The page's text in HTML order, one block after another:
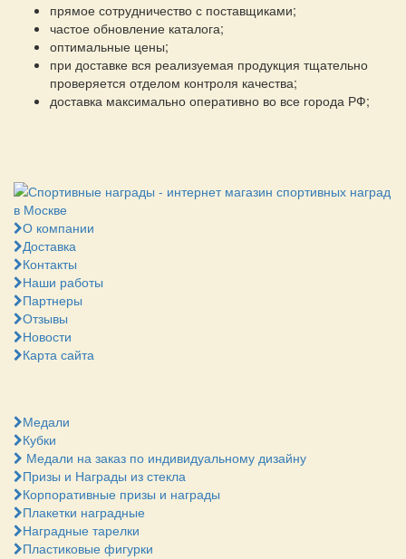
прямое сотрудничество с поставщиками;
частое обновление каталога;
оптимальные цены;
при доставке вся реализуемая продукция тщательно
проверяется отделом контроля качества;
доставка максимально оперативно во все города РФ;
О компании
Доставка
Контакты
Наши работы
Партнеры
Отзывы
Новости
Карта сайта
Медали
Кубки
Медали на заказ по индивидуальному дизайну
Призы и Награды из стекла
Корпоративные призы и награды
Плакетки наградные
Наградные тарелки
Пластиковые фигурки